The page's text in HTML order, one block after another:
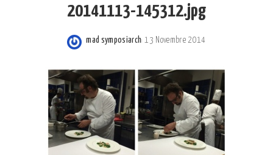
20141113-145312.jpg
Posted
mad symposiarch 13 Novembre 2014